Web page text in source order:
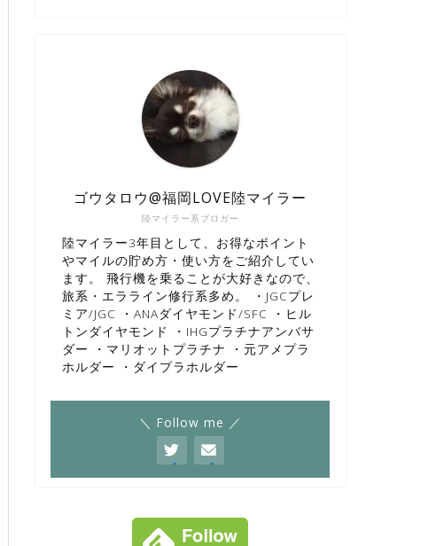
陸マイラー系ブロガー
ゴウタロウ@福岡LOVE陸マイラー
陸マイラー3年目として、お得なポイント
やマイルの貯め方・使い方をご紹介してい
ます。 飛行機を乗ることが大好きなので、
旅系・エラライン修行系多め。 ・JGCプレ
ミア/JGC ・ANAダイヤモンド/SFC ・ヒル
トンダイヤモンド ・IHGプラチナアンバサ
ダー ・マリオットプラチナ ・元アメプラ
ホルダー ・ダイプラホルダー
＼ Follow me ／